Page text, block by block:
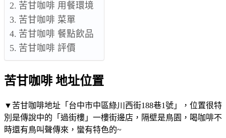
苦甘咖啡 用餐環境
苦甘咖啡 菜單
苦甘咖啡 餐點飲品
苦甘咖啡 評價
苦甘咖啡 地址位置
▼苦甘咖啡地址「台中市中區綠川西街188巷1號」，位置很特
別是傳說中的「過街樓」一樓街邊店，隔壁是鳥園，喝咖啡不
時還有鳥叫聲傳來，蠻有特色的~